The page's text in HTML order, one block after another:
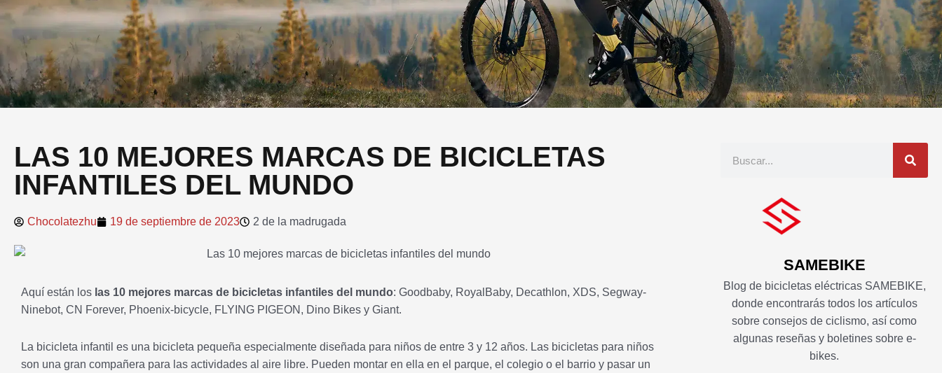
LAS 10 MEJORES MARCAS DE BICICLETAS
INFANTILES DEL MUNDO
Chocolatezhu 19 de septiembre de 2023 2 de la madrugada
Aquí están los las 10 mejores marcas de bicicletas infantiles del mundo: Goodbaby, RoyalBaby, Decathlon, XDS, Segway-
Ninebot, CN Forever, Phoenix-bicycle, FLYING PIGEON, Dino Bikes y Giant.
La bicicleta infantil es una bicicleta pequeña especialmente diseñada para niños de entre 3 y 12 años. Las bicicletas para niños
son una gran compañera para las actividades al aire libre. Pueden montar en ella en el parque, el colegio o el barrio y pasar un
SAMEBIKE
Blog de bicicletas eléctricas SAMEBIKE,
donde encontrarás todos los artículos
sobre consejos de ciclismo, así como
algunas reseñas y boletines sobre e-
bikes.